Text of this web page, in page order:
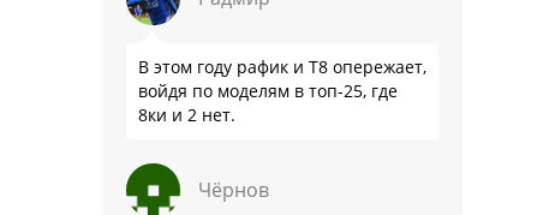
В этом году рафик и Т8 опережает,
войдя по моделям в топ-25, где
8ки и 2 нет.
Чёрнов